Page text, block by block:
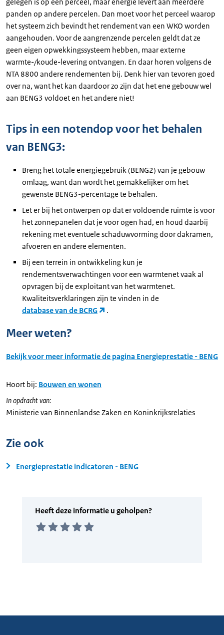
panden op andere percelen. Dan moet voor het perceel waarop
het systeem zich bevindt het rendement van een WKO worden
aangehouden. Voor de aangrenzende percelen geldt dat ze
geen eigen opwekkingssysteem hebben, maar externe
warmte-/koude-levering ontvangen. En daar horen volgens de
NTA 8800 andere rendementen bij. Denk hier van tevoren goed
over na, want het kan daardoor zo zijn dat het ene gebouw wel
aan BENG3 voldoet en het andere niet!
Tips in een notendop voor het behalen
van BENG3:
Breng het totale energiegebruik (BENG2) van je gebouw
omlaag, want dan wordt het gemakkelijker om het
gewenste BENG3-percentage te behalen.
Let er bij het ontwerpen op dat er voldoende ruimte is voor
het zonnepanelen dat je voor ogen had, en houd daarbij
rekening met eventuele schaduwvorming door dakramen,
afvoeren en andere elementen.
Bij een terrein in ontwikkeling kun je
rendementsverwachtingen voor een warmtenet vaak al
opvragen bij de exploitant van het warmtenet.
Kwaliteitsverklaringen zijn te vinden in de
database van de BCRG
.
Meer weten?
Bekijk voor meer informatie de pagina Energieprestatie - BENG
Hoort bij: Bouwen en wonen
In opdracht van:
Ministerie van Binnenlandse Zaken en Koninkrijksrelaties
Zie ook
Energieprestatie indicatoren - BENG